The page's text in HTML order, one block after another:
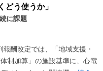
う使うか」
に課題
酬改定では、「地域支援・
制加算」の施設基準に、心電